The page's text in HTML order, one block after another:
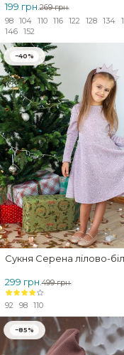
269 грн.
199 грн.
98 104 110 116 122 128 134
146
152
−40%
Сукня Серена лілово-
499 грн.
299 грн.
92 98 110
−85%